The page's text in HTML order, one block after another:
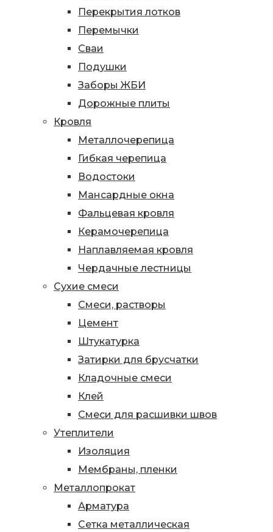
Перекрытия лотков
Перемычки
Сваи
Подушки
Заборы ЖБИ
Дорожные плиты
Кровля
Металлочерепица
Гибкая черепица
Водостоки
Мансардные окна
Фальцевая кровля
Керамочерепица
Наплавляемая кровля
Чердачные лестницы
Сухие смеси
Смеси, растворы
Цемент
Штукатурка
Затирки для брусчатки
Кладочные смеси
Клей
Смеси для расшивки швов
Утеплители
Изоляция
Мембраны, пленки
Металлопрокат
Арматура
Сетка металлическая